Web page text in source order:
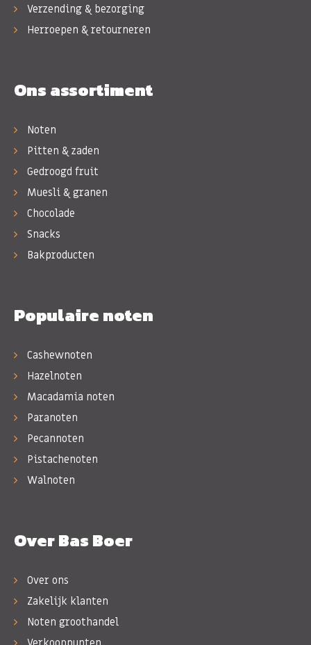
Verzending & bezorging
Herroepen & retourneren
Ons assortiment
Noten
Pitten & zaden
Gedroogd fruit
Muesli & granen
Chocolade
Snacks
Bakproducten
Populaire noten
Cashewnoten
Hazelnoten
Macadamia noten
Paranoten
Pecannoten
Pistachenoten
Walnoten
Over Bas Boer
Over ons
Zakelijk klanten
Noten groothandel